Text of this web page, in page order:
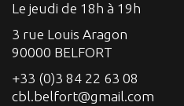
Le jeudi de 18h à 19h
3 rue Louis Aragon
90000 BELFORT
+33 (0)3 84 22 63 08
cbl.belfort@gmail.com